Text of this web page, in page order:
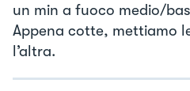
un min a fuoco medio/
Appena cotte, mettiamo
l’altra.